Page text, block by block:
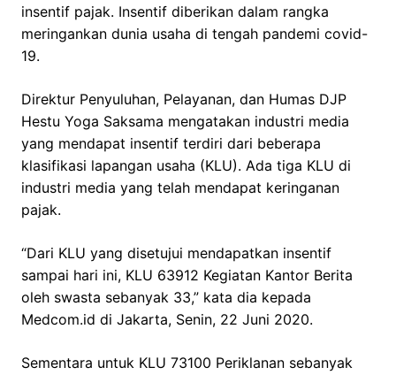
insentif pajak. Insentif diberikan dalam rangka
meringankan dunia usaha di tengah pandemi covid-
19.
Direktur Penyuluhan, Pelayanan, dan Humas DJP
Hestu Yoga Saksama mengatakan industri media
yang mendapat insentif terdiri dari beberapa
klasifikasi lapangan usaha (KLU). Ada tiga KLU di
industri media yang telah mendapat keringanan
pajak.
“Dari KLU yang disetujui mendapatkan insentif
sampai hari ini, KLU 63912 Kegiatan Kantor Berita
oleh swasta sebanyak 33,” kata dia kepada
Medcom.id di Jakarta, Senin, 22 Juni 2020.
Sementara untuk KLU 73100 Periklanan sebanyak